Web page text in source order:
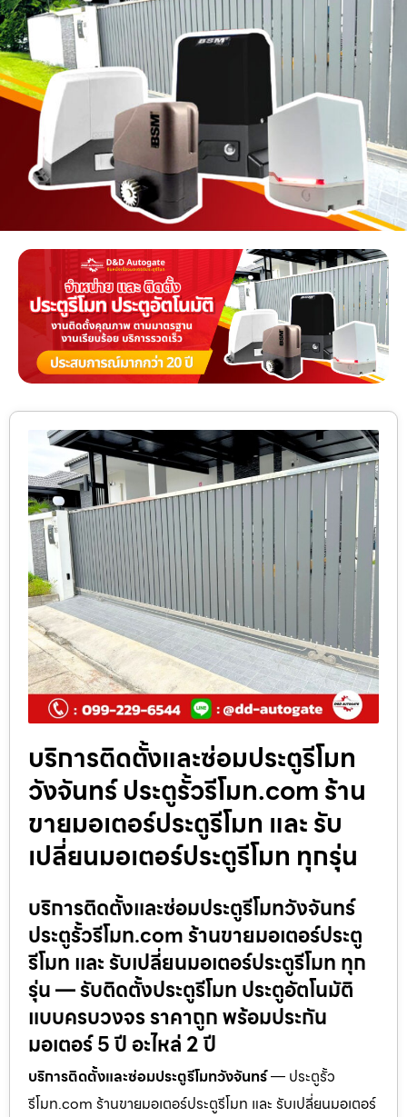
บริการติดตั้งและซ่อมประตูรีโมท
วังจันทร์ ประตูรั้วรีโมท.com ร้าน
ขายมอเตอร์ประตูรีโมท และ รับ
เปลี่ยนมอเตอร์ประตูรีโมท ทุกรุ่น
บริการติดตั้งและซ่อมประตูรีโมทวังจันทร์
ประตูรั้วรีโมท.com ร้านขายมอเตอร์ประตู
รีโมท และ รับเปลี่ยนมอเตอร์ประตูรีโมท ทุก
รุ่น — รับติดตั้งประตูรีโมท ประตูอัตโนมัติ
แบบครบวงจร ราคาถูก พร้อมประกัน
มอเตอร์ 5 ปี อะไหล่ 2 ปี
บริการติดตั้งและซ่อมประตูรีโมทวังจันทร์— ประตูรั้ว
รีโมท.com ร้านขายมอเตอร์ประตูรีโมท และ รับเปลี่ยนมอเตอร์